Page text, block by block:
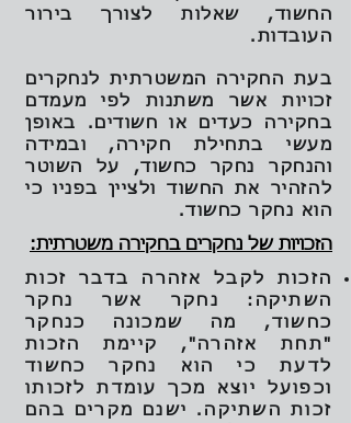
החשוד, שאלות לצורך בירור
העובדות.
בעת החקירה המשטרתית לנחקרים
זכויות אשר משתנות לפי מעמדם
בחקירה כעדים או חשודים. באופן
מעשי בתחילת חקירה, ובמידה
והנחקר נחקר כחשוד, על השוטר
להזהיר את החשוד ולציין בפניו כי
הוא נחקר כחשוד.
הזכויות של נחקרים בחקירה משטרתית:
הזכות לקבל אזהרה בדבר זכות
השתיקה: נחקר אשר נחקר
כחשוד, מה שמכונה כנחקר
"תחת אזהרה", קיימת הזכות
לדעת כי הוא נחקר כחשוד
וכפועל יוצא מכך עומדת לזכותו
זכות השתיקה. ישנם מקרים בהם